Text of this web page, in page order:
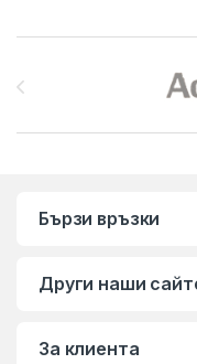
Бързи връзки
Други наши
За клиента